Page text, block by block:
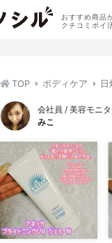
おすすめ商品
クチコミポイ
TOP ボディケア
会社員 / 美容モニ
みこ